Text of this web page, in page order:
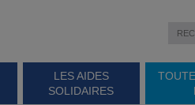
LES AIDES
SOLIDAIRES